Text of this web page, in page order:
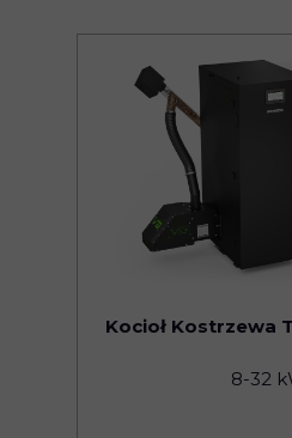
Kocioł Kostrzewa
8-32